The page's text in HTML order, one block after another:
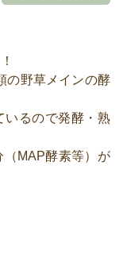
の野草メインの酵
いるので発酵・熟
MAP酵素等）が